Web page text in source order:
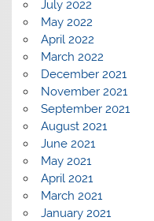
July 2022
May 2022
April 2022
March 2022
December 2021
November 2021
September 2021
August 2021
June 2021
May 2021
April 2021
March 2021
January 2021